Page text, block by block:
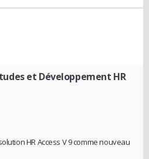
et Développement HR
HR Access V 9 comme nouveau